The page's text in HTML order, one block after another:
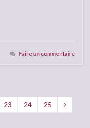
Faire un commentaire
23 24 25